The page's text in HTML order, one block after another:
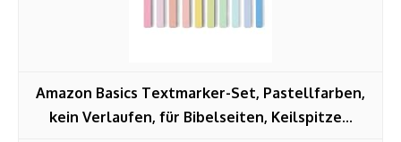
Amazon Basics Textmarker-Set, Pastellfarben,
kein Verlaufen, für Bibelseiten, Keilspitze...